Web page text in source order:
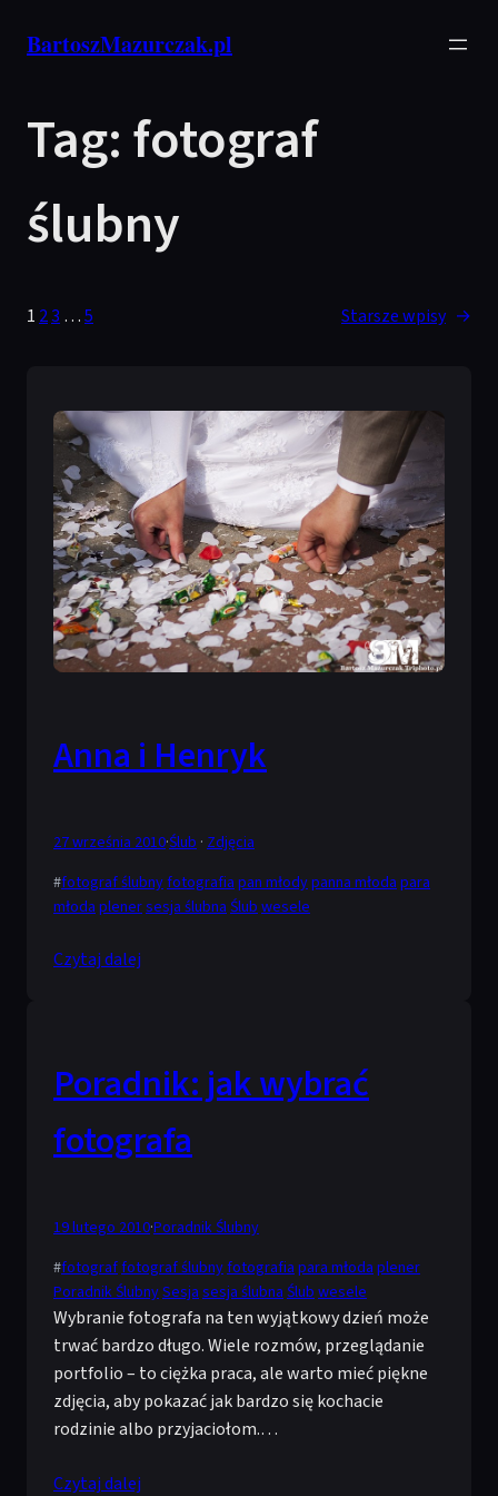
BartoszMazurczak.pl
Tag:fotograf
ślubny
1 23 …5 Starsze wpisy →
Anna i Henryk
27 września 2010·Ślub · Zdjęcia
#fotograf ślubnyfotografia pan młodypanna młoda para
młoda plenersesja ślubna Ślub wesele
Czytaj dalej
Poradnik: jak wybrać
fotografa
19 lutego 2010·Poradnik Ślubny
#fotograffotograf ślubnyfotografia para młoda plener
Poradnik ŚlubnySesja sesja ślubna Ślub wesele
Wybranie fotografa na ten wyjątkowy dzień może
trwać bardzo długo. Wiele rozmów, przeglądanie
portfolio – to ciężka praca, ale warto mieć piękne
zdjęcia, aby pokazać jak bardzo się kochacie
rodzinie albo przyjaciołom.…
Czytaj dalej